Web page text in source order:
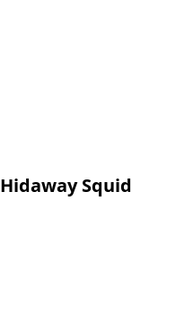
Hidaway Squid